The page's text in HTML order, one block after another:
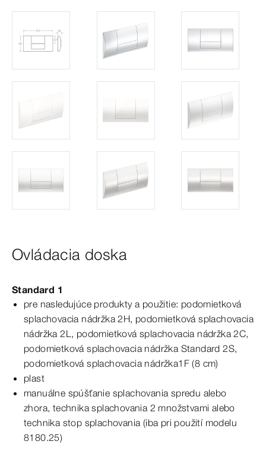
Ovládacia doska
Standard 1
pre nasledujúce produkty a použitie: podomietková
splachovacia nádržka 2H, podomietková splachovacia
nádržka 2L, podomietková splachovacia nádržka 2C,
podomietková splachovacia nádržka Standard 2S,
podomietková splachovacia nádržka1F(8 cm)
plast
manuálne spúšťanie splachovania spredu alebo
zhora, technika splachovania 2 množstvami alebo
technika stop splachovania (iba pri použití modelu
8180.25)